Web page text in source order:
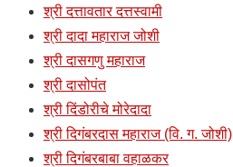
श्री दत्तावतार दत्तस्वामी
श्री दादा महाराज जोशी
श्री दासगणु महाराज
श्री दासोपंत
श्री दिंडोरीचे मोरेदादा
श्री दिगंबरदास महाराज (वि. ग. जोशी)
श्री दिगंबरबाबा वहाळकर